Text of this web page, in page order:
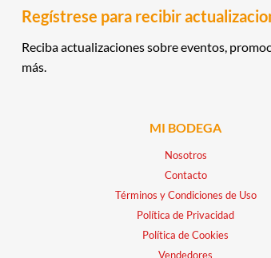
Regístrese para recibir
Reciba actualizaciones sobre eventos,
más.
MI BODEGA
Nosotros
Contacto
Términos y Condiciones de Uso
Política de Privacidad
Política de Cookies
Vendedores